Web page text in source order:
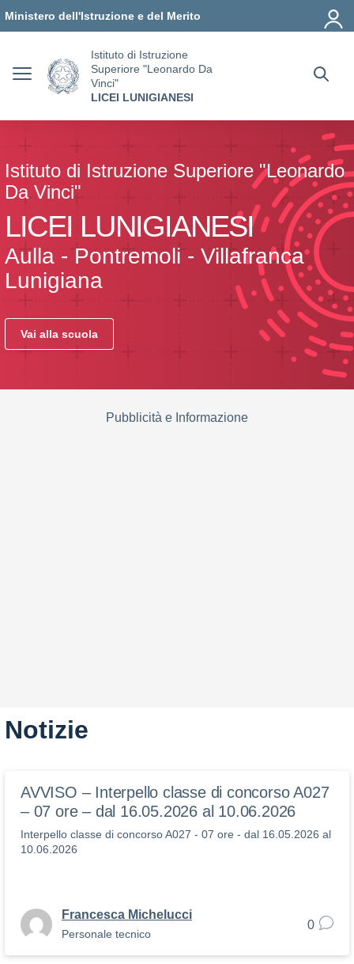
Ministero dell'Istruzione e del Merito
Istituto di Istruzione
Superiore "Leonardo Da
Vinci"
LICEI LUNIGIANESI
Istituto di Istruzione Superiore "Leonardo
Da Vinci"
LICEI LUNIGIANESI
Aulla - Pontremoli - Villafranca
Lunigiana
Vai alla scuola
Pubblicità e Informazione
Notizie
AVVISO – Interpello classe di concorso A027
– 07 ore – dal 16.05.2026 al 10.06.2026
Interpello classe di concorso A027 - 07 ore - dal 16.05.2026 al
10.06.2026
Francesca Michelucci
Personale tecnico
0